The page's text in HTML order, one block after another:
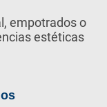
empotrados o
estéticas